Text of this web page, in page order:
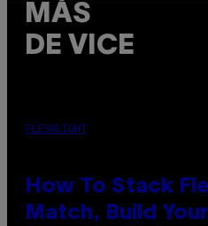
MÁS
DE VICE
FLESHLIGHT
How To Stack
Match, Build